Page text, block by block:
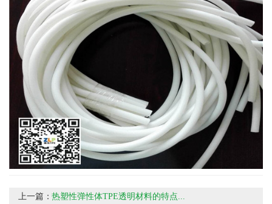
上一篇：热塑性弹性体TPE透明材料的特点...